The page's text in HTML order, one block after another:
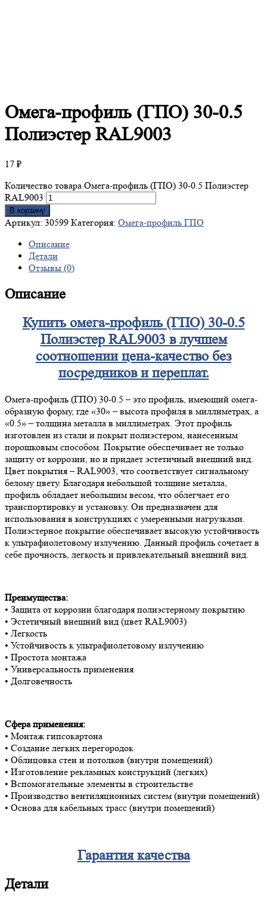
Омега-профиль (ГПО) 30-0.5
Полиэстер RAL9003
17 ₽
Количество товара Омега-профиль (ГПО) 30-0.5 Полиэстер
RAL9003
В корзину
Артикул: 30599 Категория: Омега-профиль ГПО
Описание
Детали
Отзывы (0)
Описание
Купить омега-профиль (ГПО) 30-0.5
Полиэстер RAL9003 в лучшем
соотношении цена-качество без
посредников и переплат.
Омега-профиль (ГПО) 30-0.5 – это профиль, имеющий омега-
образную форму, где «30» – высота профиля в миллиметрах, а
«0.5» – толщина металла в миллиметрах. Этот профиль
изготовлен из стали и покрыт полиэстером, нанесенным
порошковым способом. Покрытие обеспечивает не только
защиту от коррозии, но и придает эстетичный внешний вид.
Цвет покрытия – RAL9003, что соответствует сигнальному
белому цвету. Благодаря небольшой толщине металла,
профиль обладает небольшим весом, что облегчает его
транспортировку и установку. Он предназначен для
использования в конструкциях с умеренными нагрузками.
Полиэстерное покрытие обеспечивает высокую устойчивость
к ультрафиолетовому излучению. Данный профиль сочетает в
себе прочность, легкость и привлекательный внешний вид.
Преимущества:
• Защита от коррозии благодаря полиэстерному покрытию
• Эстетичный внешний вид (цвет RAL9003)
• Легкость
• Устойчивость к ультрафиолетовому излучению
• Простота монтажа
• Универсальность применения
• Долговечность
Сфера применения:
• Монтаж гипсокартона
• Создание легких перегородок
• Облицовка стен и потолков (внутри помещений)
• Изготовление рекламных конструкций (легких)
• Вспомогательные элементы в строительстве
• Производство вентиляционных систем (внутри помещений)
• Основа для кабельных трасс (внутри помещений)
Гарантия качества
Детали